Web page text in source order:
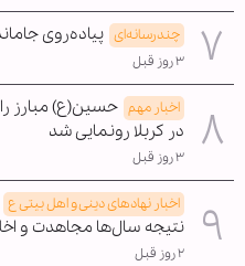
چندرسانه‌ای پیاده‌روی
۳ روز قبل
اخبار مهم حسین(ع) مبارز
در کربلا رونمایی شد
۳ روز قبل
اخبار نهادهای دینی و اهل بیتی ع
نتیجه سال‌ها مجاهدت و
۲ روز قبل